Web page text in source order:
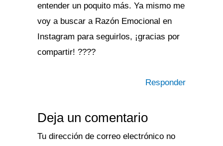
entender un poquito más. Ya mismo me
voy a buscar a Razón Emocional en
Instagram para seguirlos, ¡gracias por
compartir! ????
Responder
Deja un comentario
Tu dirección de correo electrónico no